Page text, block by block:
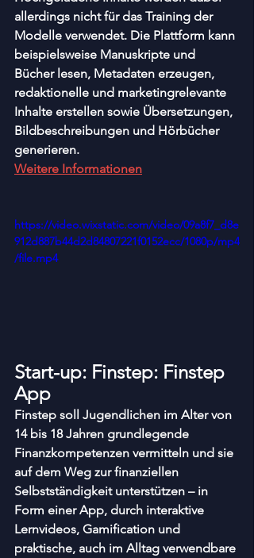
allerdings nicht für das Training der
Modelle verwendet. Die Plattform kann
beispielsweise Manuskripte und
Bücher lesen, Metadaten erzeugen,
redaktionelle und marketingrelevante
Inhalte erstellen sowie Übersetzungen,
Bildbeschreibungen und Hörbücher
generieren.
Weitere Informationen
https://video.wixstatic.com/video/09a8f7_d8e
912d887b44d2d84807221f0152ecc/1080p/mp4
/file.mp4
Start-up: Finstep: Finstep
App
Finstep soll Jugendlichen im Alter von
14 bis 18 Jahren grundlegende
Finanzkompetenzen vermitteln und sie
auf dem Weg zur finanziellen
Selbstständigkeit unterstützen – in
Form einer App, durch interaktive
Lernvideos, Gamification und
praktische, auch im Alltag verwendbare